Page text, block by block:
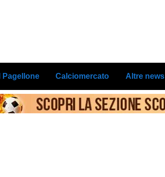
Il Pagellone Calciomercato Altre news